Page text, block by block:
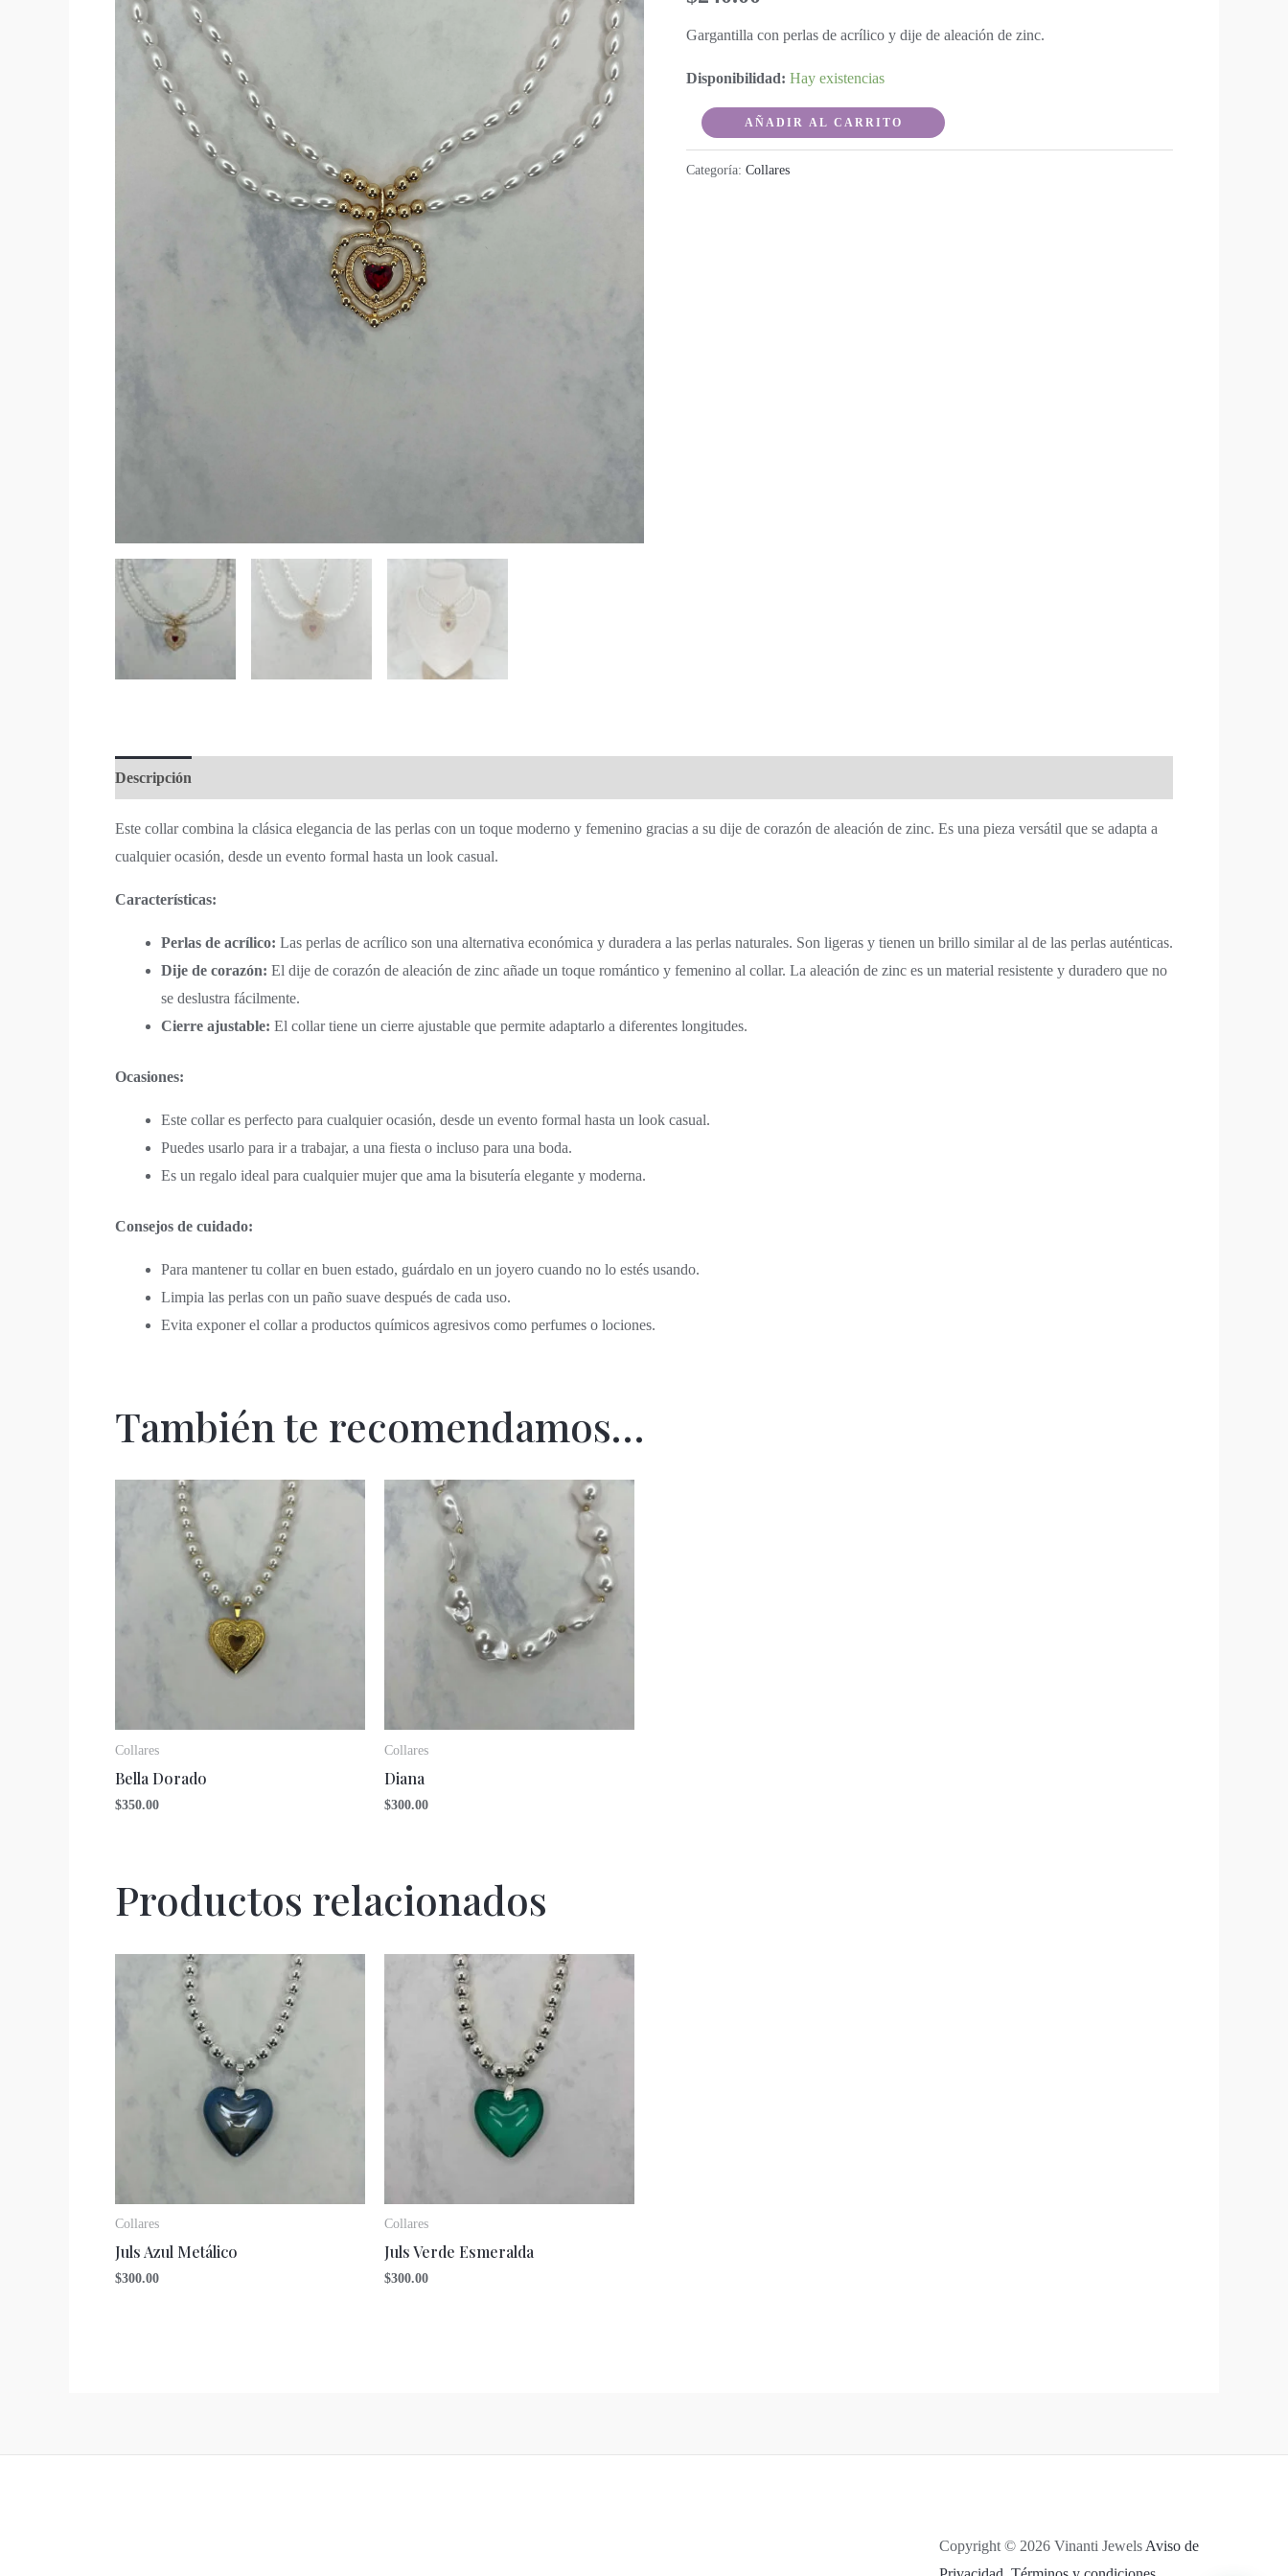
Gargantilla con perlas de acrílico y dije de aleación de zinc.
Disponibilidad: Hay existencias
Aby
cantidad
AÑADIR AL CARRITO
Categoría:Collares
Descripción
Este collar combina la clásica elegancia de las perlas con un toque moderno y femenino gracias a su dije de corazón de aleación de zinc. Es una pieza versátil que se adapta a
cualquier ocasión, desde un evento formal hasta un look casual.
Características:
Perlas de acrílico: Las perlas de acrílico son una alternativa económica y duradera a las perlas naturales. Son ligeras y tienen un brillo similar al de las perlas auténticas.
Dije de corazón: El dije de corazón de aleación de zinc añade un toque romántico y femenino al collar. La aleación de zinc es un material resistente y duradero que no
se deslustra fácilmente.
Cierre ajustable: El collar tiene un cierre ajustable que permite adaptarlo a diferentes longitudes.
Ocasiones:
Este collar es perfecto para cualquier ocasión, desde un evento formal hasta un look casual.
Puedes usarlo para ir a trabajar, a una fiesta o incluso para una boda.
Es un regalo ideal para cualquier mujer que ama la bisutería elegante y moderna.
Consejos de cuidado:
Para mantener tu collar en buen estado, guárdalo en un joyero cuando no lo estés usando.
Limpia las perlas con un paño suave después de cada uso.
Evita exponer el collar a productos químicos agresivos como perfumes o lociones.
También te recomendamos…
Collares
Bella Dorado
$350.00
Collares
Diana
$300.00
Productos relacionados
Collares
Juls Azul Metálico
$300.00
Collares
Juls Verde Esmeralda
$300.00
Copyright © 2026 Vinanti Jewels Aviso de